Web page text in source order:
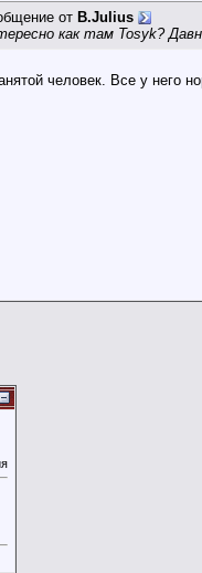
от B.Julius
как там Tosyk?
человек. Все у него